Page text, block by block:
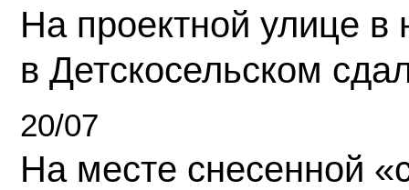
На проектной улице
в Детскосельском
20/07
На месте снесенной